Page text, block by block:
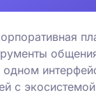
с